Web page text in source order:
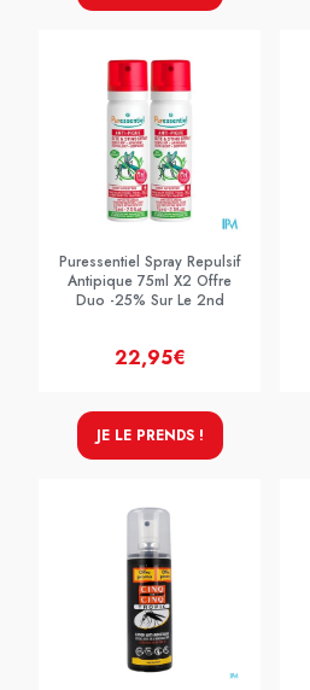
Puressentiel Spray Repulsif
Antipique 75ml X2 Offre
Duo -25% Sur Le 2nd
22,95€
JE LE PRENDS !